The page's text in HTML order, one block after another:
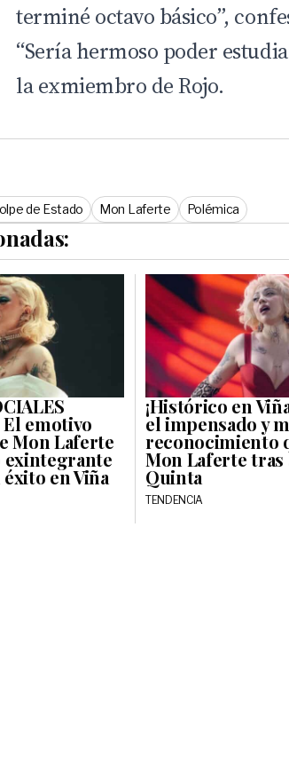
terminé octavo básico”,
“Sería hermoso poder
la exmiembro de Rojo.
de Estado Mon Laferte Polémica
El emotivo
Mon Laferte
en Viña
¡Histórico en
el impensado y
reconocimiento
Mon Laferte tras
Quinta
TENDENCIA